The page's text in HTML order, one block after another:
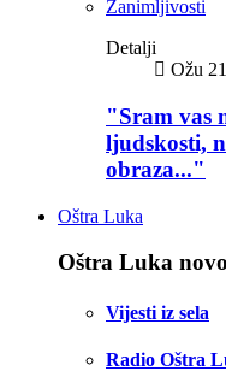
Zanimljivosti
Detalji
Ožu
"Sram vas
ljudskosti,
obraza..."
Oštra Luka
Oštra Luka
Vijesti iz sela
Radio Oštra